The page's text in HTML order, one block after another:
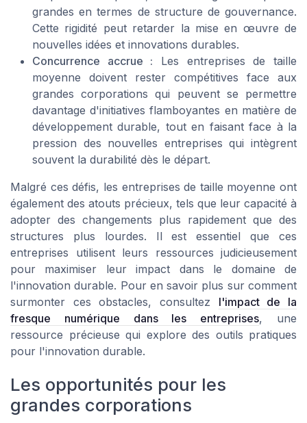
grandes en termes de structure de gouvernance.
Cette rigidité peut retarder la mise en œuvre de
nouvelles idées et innovations durables.
Concurrence accrue : Les entreprises de taille
moyenne doivent rester compétitives face aux
grandes corporations qui peuvent se permettre
davantage d'initiatives flamboyantes en matière de
développement durable, tout en faisant face à la
pression des nouvelles entreprises qui intègrent
souvent la durabilité dès le départ.
Malgré ces défis, les entreprises de taille moyenne ont
également des atouts précieux, tels que leur capacité à
adopter des changements plus rapidement que des
structures plus lourdes. Il est essentiel que ces
entreprises utilisent leurs ressources judicieusement
pour maximiser leur impact dans le domaine de
l'innovation durable. Pour en savoir plus sur comment
surmonter ces obstacles, consultez l'impact de la
fresque numérique dans les entreprises, une
ressource précieuse qui explore des outils pratiques
pour l'innovation durable.
Les opportunités pour les
grandes corporations